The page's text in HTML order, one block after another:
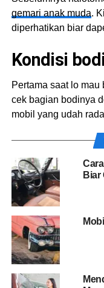
gemari anak muda.
diperhatikan biar
Kondisi
Pertama saat lo
cek bagian bodinya
mobil yang udah
atau minta tolong
juga bagian
pintunya. Lebih baik
tabrakan, soalnya
nyetirnya. Dan,
mulai berkarat, biar
Kondisi
Kedua pastiin deh
Biar